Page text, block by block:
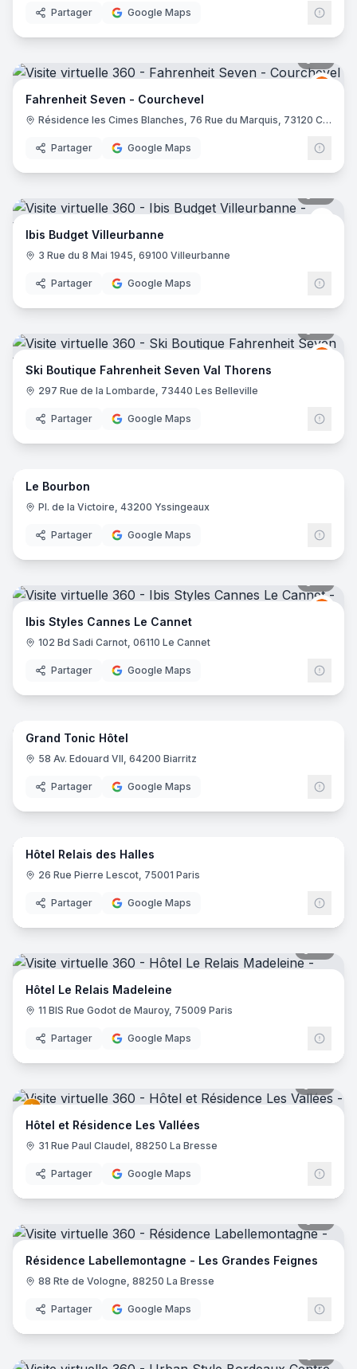
Partager Google Maps
Fahrenheit Seven - Courchevel
Résidence les Cimes Blanches, 76 Rue du Marquis, 73120 Courchevel
Partager Google Maps
Ibis
Ibis Budget Villeurbanne
3 Rue du 8 Mai 1945, 69100 Villeurbanne
Partager Google Maps
Ski Boutique Fahrenheit Seven Val Thorens
297 Rue de la Lombarde, 73440 Les Belleville
Partager Google Maps
16
Le Bourbon
Pl. de la Victoire, 43200 Yssingeaux
Partager Google Maps
Ibis
Ibis Styles Cannes Le Cannet
102 Bd Sadi Carnot, 06110 Le Cannet
Partager Google Maps
10
Grand Tonic Hôtel
58 Av. Edouard VII, 64200 Biarritz
Partager Google Maps
17
Hôtel Relais des Halles
26 Rue Pierre Lescot, 75001 Paris
Partager Google Maps
Hôtel Le Relais Madeleine
11 BIS Rue Godot de Mauroy, 75009 Paris
Partager Google Maps
Hôtel et Résidence Les Vallées
31 Rue Paul Claudel, 88250 La Bresse
Partager Google Maps
Résidence Labellemontagne - Les Grandes Feignes
88 Rte de Vologne, 88250 La Bresse
Partager Google Maps